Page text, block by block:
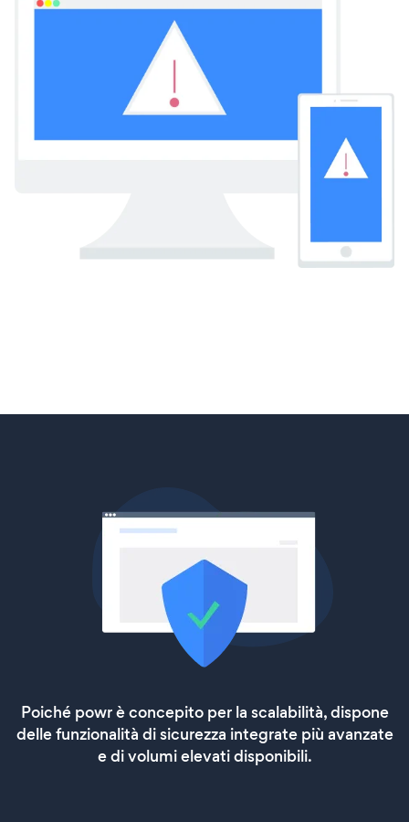
Poiché powr è concepito per la scalabilità, dispone
delle funzionalità di sicurezza integrate più avanzate
e di volumi elevati disponibili.